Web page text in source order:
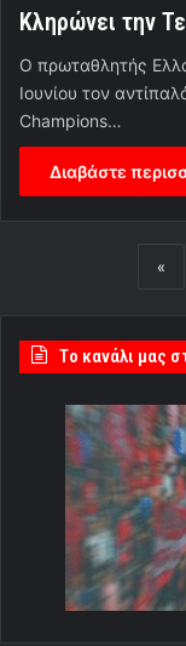
Κληρώνει την
Ο πρωταθλητής
Ιουνίου τον
Champions…
Διαβάστε
«
Tο κανάλι μας